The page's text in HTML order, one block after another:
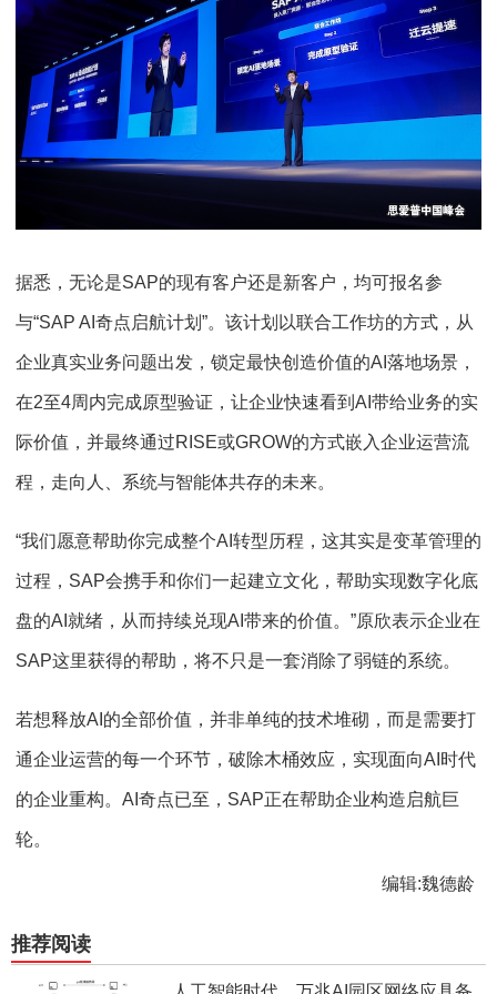
据悉，无论是SAP的现有客户还是新客户，均可报名参
与“SAP AI奇点启航计划”。该计划以联合工作坊的方式，从
企业真实业务问题出发，锁定最快创造价值的AI落地场景，
在2至4周内完成原型验证，让企业快速看到AI带给业务的实
际价值，并最终通过RISE或GROW的方式嵌入企业运营流
程，走向人、系统与智能体共存的未来。
“我们愿意帮助你完成整个AI转型历程，这其实是变革管理的
过程，SAP会携手和你们一起建立文化，帮助实现数字化底
盘的AI就绪，从而持续兑现AI带来的价值。”原欣表示企业在
SAP这里获得的帮助，将不只是一套消除了弱链的系统。
若想释放AI的全部价值，并非单纯的技术堆砌，而是需要打
通企业运营的每一个环节，破除木桶效应，实现面向AI时代
的企业重构。AI奇点已至，SAP正在帮助企业构造启航巨
轮。
编辑:魏德龄
推荐阅读